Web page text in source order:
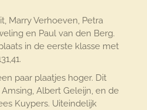
Marry Verhoeven, Petra
en Paul van den Berg.
in de eerste klasse met
paar plaatjes hoger. Dit
Albert Geleijn, en de
Kuypers. Uiteindelijk